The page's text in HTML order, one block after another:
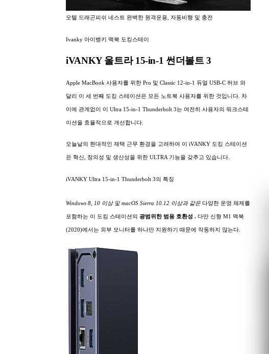
오텔 드래곤피쉬 네스트 완벽한 원격운용, 자동비행 및 충전
Ivanky 아이뱅키 맥북 도킹스테이
iVANKY 울트라 15-in-1 썬더볼트 3
Apple MacBook 사용자를 위한 Pro 및 Classic 12-in-1 듀얼 USB-C 허브 와
달리 이 세 번째 도킹 스테이션은 모든 노트북 사용자를 위한 것입니다. 차
이에 관계없이 이 Ultra 15-in-1 Thunderbolt 3는 여전히 사용자의 워크스테
이션을 효율적으로 개선합니다.
오늘날의 현대적인 재택 근무 환경을 고려하여 이 iVANKY 도킹 스테이션
은 혁신, 창의성 및 생산성을 위한 ULTRA 기능을 갖추고 있습니다.
iVANKY Ultra 15-in-1 Thunderbolt 3의 특징
Windows 8, 10 이상 및 macOS Sierra 10.12 이상과 같은 다양한 운영 체제를
포함하는 이 도킹 스테이션의광범위한 범용 호환성 . 다만 신형 M1 맥북
(2020)에서는 외부 모니터를 하나만 지원하기 때문에 작동하지 않는다.